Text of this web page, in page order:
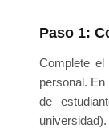
Paso 1:
Complete
personal. En
de